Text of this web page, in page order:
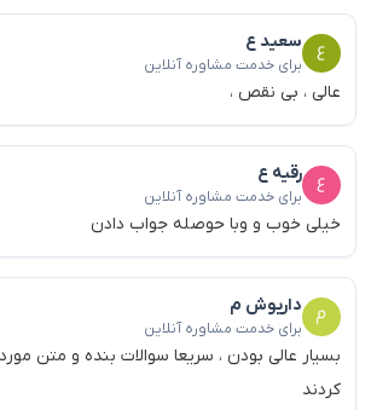
سعید ع
برای خدمت مشاوره آنلاین
عالی ، بی نقص ،
رقیه ع
برای خدمت مشاوره آنلاین
خیلی خوب و وبا حوصله جواب دادن
داریوش م
برای خدمت مشاوره آنلاین
بسیار عالی بودن ، سریعا سوالات بنده و متن مورد
کردند